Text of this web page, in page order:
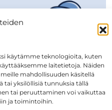
käytämme teknologioita, kuten
laitetietoja. Näiden
mahdollisuuden käsitellä
tai yksilöllisiä tunnuksia tällä
tai peruuttaminen voi vaikuttaa
ja toimintoihin.